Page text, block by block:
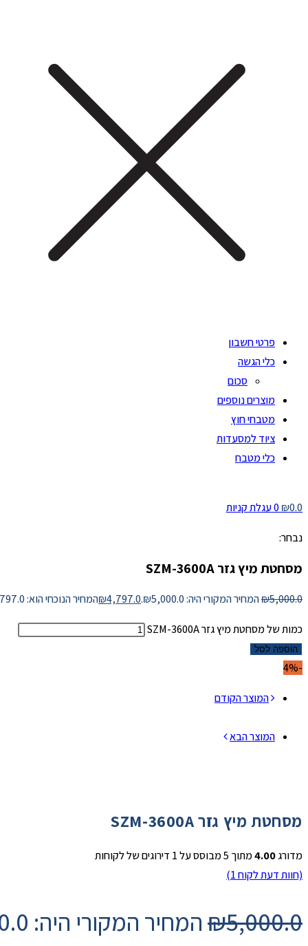
פרטי חשבון
כלי הגשה
סכום
מוצרים נוספים
מטבחי חוץ
ציוד למסעדות
כלי מטבח
₪0.0
0 עגלת קניות
נבחר:
מסחטת מיץ גזר SZM-3600A
₪5,000.0 המחיר המקורי היה: ₪5,000.0. ₪4,797.0 המחיר הנוכחי הוא: ₪4,797.0.
כמות של מסחטת מיץ גזר SZM-3600A
הוספה לסל
המוצר הקודם
המוצר הבא
מסחטת מיץ גזר SZM-3600A
מדורג4.00מתוך 5 מבוסס על 1דירוגים של לקוחות
(חוות דעת לקוח1
)
₪5,000.0 המחיר המקורי היה: ₪5,000.0.